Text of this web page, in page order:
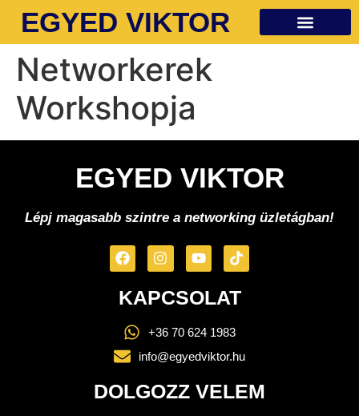
EGYED VIKTOR
Networkerek
Workshopja
EGYED VIKTOR
Lépj magasabb szintre a networking üzletágban!
KAPCSOLAT
+36 70 624 1983
info@egyedviktor.hu
DOLGOZZ VELEM